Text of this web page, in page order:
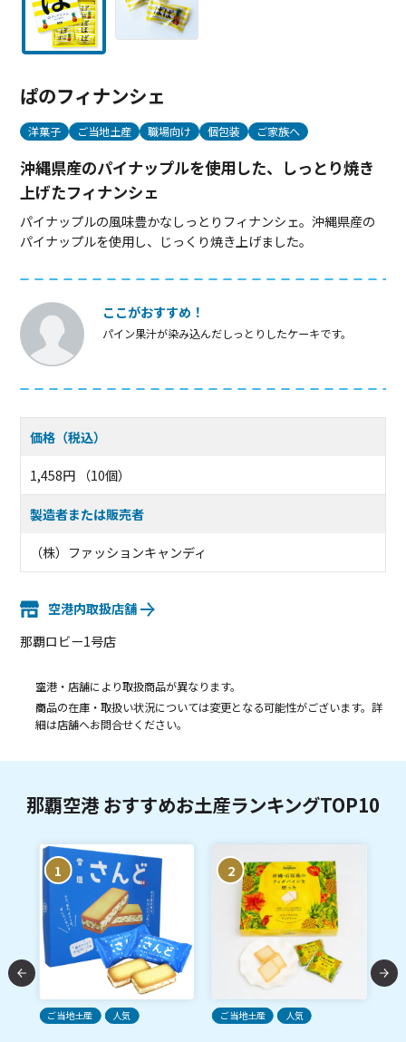
ぱのフィナンシェ
洋菓子 ご当地土産 職場向け 個包装 ご家族へ
沖縄県産のパイナップルを使用した、しっとり焼き
上げたフィナンシェ
パイナップルの風味豊かなしっとりフィナンシェ。沖縄県産の
パイナップルを使用し、じっくり焼き上げました。
ここがおすすめ！
パイン果汁が染み込んだしっとりしたケーキです。
価格（税込）
1,458円 （10個）
製造者または販売者
（株）ファッションキャンディ
空港内取扱店舗
那覇ロビー1号店
空港・店舗により取扱商品が異なります。
商品の在庫・取扱い状況については変更となる可能性がございます。詳
細は店舗へお問合せください。
那覇空港 おすすめお土産ランキングTOP10
1
ご当地土産 人気
2
ご当地土産 人気